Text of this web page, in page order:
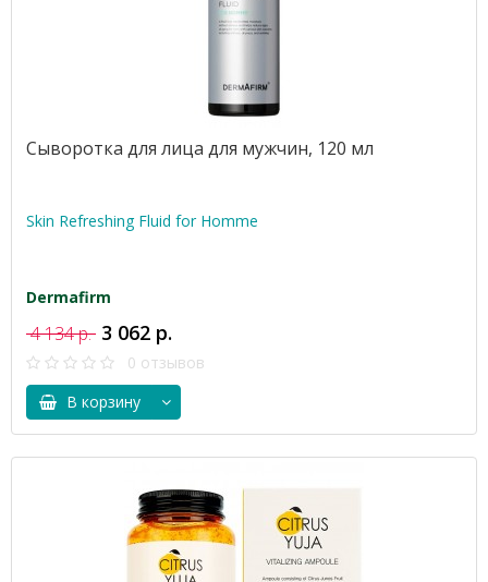
Сыворотка для лица для мужчин, 120 мл
Skin Refreshing Fluid for Homme
Dermafirm
4 134 р. 3 062 р.
0 отзывов
В корзину